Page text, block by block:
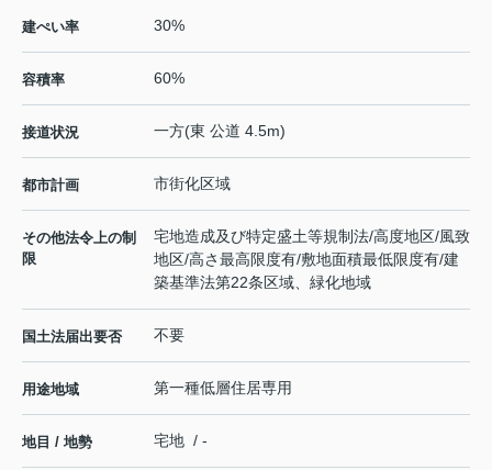
建ぺい率 30%
容積率 60%
接道状況 一方(東 公道 4.5m)
都市計画 市街化区域
その他法令上の制
限
宅地造成及び特定盛土等規制法/高度地区/風致
地区/高さ最高限度有/敷地面積最低限度有/建
築基準法第22条区域、緑化地域
国土法届出要否 不要
用途地域 第一種低層住居専用
地目 / 地勢 宅地 / -